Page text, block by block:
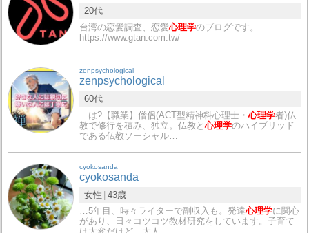
20代
台湾の恋愛調査、恋愛心理学のブログです。
https://www.gtan.com.tw/
zenpsychological
zenpsychological
60代
…は?【職業】僧侶(ACT型精神科心理士・心理学者)仏
教で修行を積み、独立。仏教と心理学のハイブリッド
である仏教ソーシャル…
cyokosanda
cyokosanda
女性 43歳
…5年目、時々ライターで副収入も。発達心理学に関心
があり、日々コツコツ教材研究をしています。子育て